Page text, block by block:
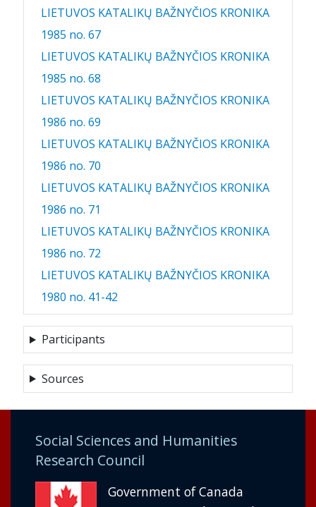
LIETUVOS KATALIKŲ BAŽNYČIOS KRONIKA
1985 no. 67
LIETUVOS KATALIKŲ BAŽNYČIOS KRONIKA
1985 no. 68
LIETUVOS KATALIKŲ BAŽNYČIOS KRONIKA
1986 no. 69
LIETUVOS KATALIKŲ BAŽNYČIOS KRONIKA
1986 no. 70
LIETUVOS KATALIKŲ BAŽNYČIOS KRONIKA
1986 no. 71
LIETUVOS KATALIKŲ BAŽNYČIOS KRONIKA
1986 no. 72
LIETUVOS KATALIKŲ BAŽNYČIOS KRONIKA
1980 no. 41-42
Participants
Sources
Social Sciences and Humanities
Research Council
Government of Canada